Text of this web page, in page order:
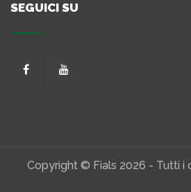
SEGUICI SU
Copyright © Fials 2026 - Tutti i